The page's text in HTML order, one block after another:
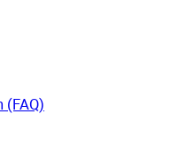
(FAQ)